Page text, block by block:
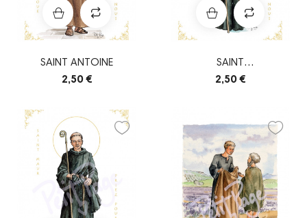
SAINT ANTOINE
2,50 €
SAINT
AMAURY/MAUR/ALMARIC
2,50 €